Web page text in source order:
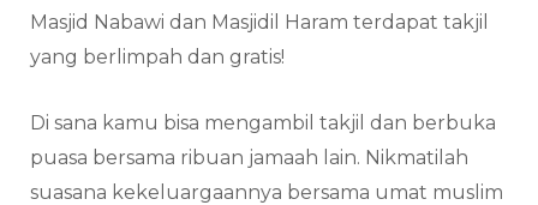
Masjid Nabawi dan Masjidil Haram terdapat takjil
yang berlimpah dan gratis!
Di sana kamu bisa mengambil takjil dan berbuka
puasa bersama ribuan jamaah lain. Nikmatilah
suasana kekeluargaannya bersama umat muslim